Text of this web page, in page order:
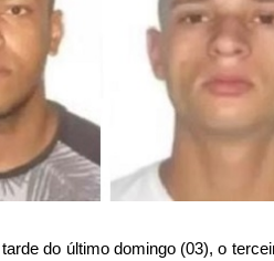
do último domingo (03), o